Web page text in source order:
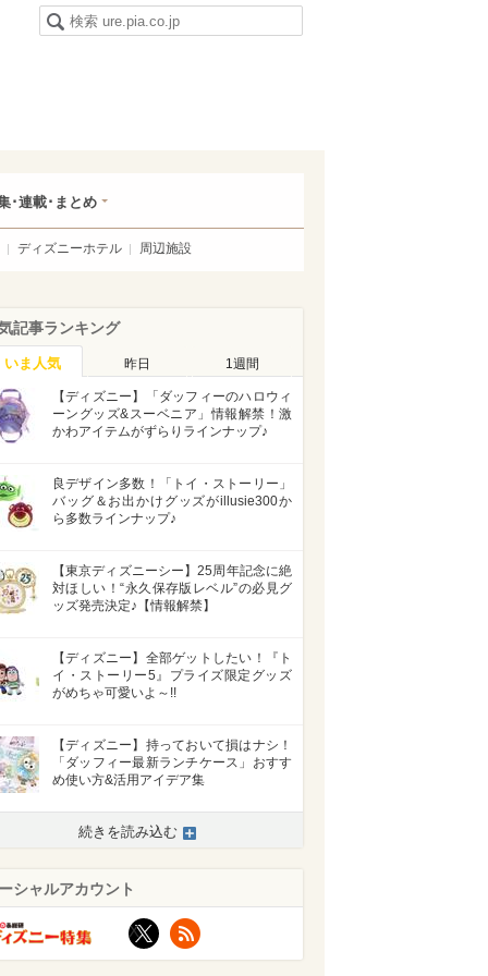
･連載･まとめ
ディズニーホテル 周辺施設
記事ランキング
いま人気 昨日 1週間
【ディズニー】「ダッフィーのハロウィ
ーングッズ&スーベニア」情報解禁！激
かわアイテムがずらりラインナップ♪
良デザイン多数！「トイ・ストーリー」
バッグ＆お出かけグッズがillusie300か
ら多数ラインナップ♪
【東京ディズニーシー】25周年記念に絶
対ほしい！“永久保存版レベル”の必見グ
ッズ発売決定♪【情報解禁】
【ディズニー】全部ゲットしたい！『ト
イ・ストーリー5』プライズ限定グッズ
がめちゃ可愛いよ～!!
【ディズニー】持っておいて損はナシ！
「ダッフィー最新ランチケース」おすす
め使い方&活用アイデア集
続きを読み込む
シャルアカウント
X